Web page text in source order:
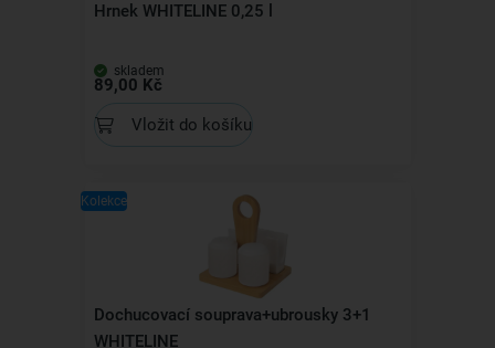
Hrnek WHITELINE 0,25 l
skladem
89,00 Kč
Vložit do košíku
Kolekce
Dochucovací souprava+ubrousky 3+1
WHITELINE